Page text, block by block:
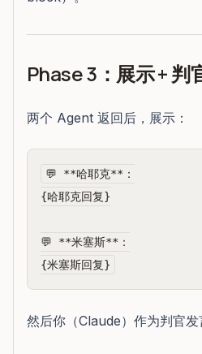
Phase 3：展示 + 判
两个 Agent 返回后，展示：
💬 **哈耶克**：
{哈耶克回复}
💬 **米塞斯**：
然后你（Claude）作为判官发